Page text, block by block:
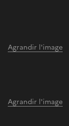
Agrandir l'image
Agrandir l'image